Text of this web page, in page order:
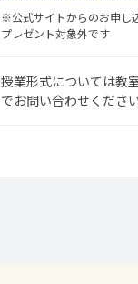
※公式サイトからのお申し
プレゼント対象外です
授業形式については教
でお問い合わせください